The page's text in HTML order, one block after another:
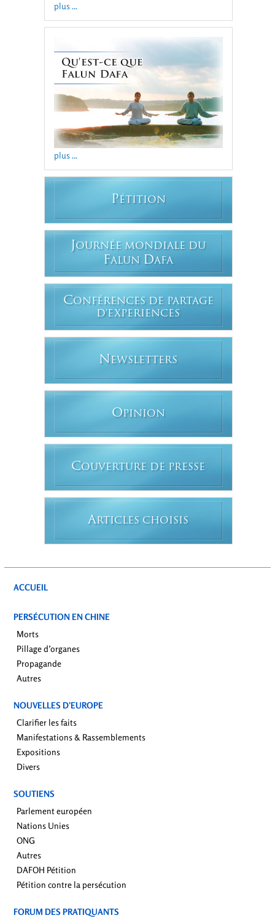
plus ...
plus ...
PÉTITION
JOURNÉE MONDIALE DU
FALUN DAFA
CONFÉRENCES DE PARTAGE
D'EXPERIENCES
N EWSLETTERS
OPINION
COUVERTURE DE PRESSE
ARTICLES CHOISIS
ACCUEIL
PERSÉCUTION EN CHINE
Morts
Pillage d’organes
Propagande
Autres
NOUVELLES D’EUROPE
Clarifier les faits
Manifestations & Rassemblements
Expositions
Divers
SOUTIENS
Parlement européen
Nations Unies
ONG
Autres
DAFOH Pétition
Pétition contre la persécution
FORUM DES PRATIQUANTS